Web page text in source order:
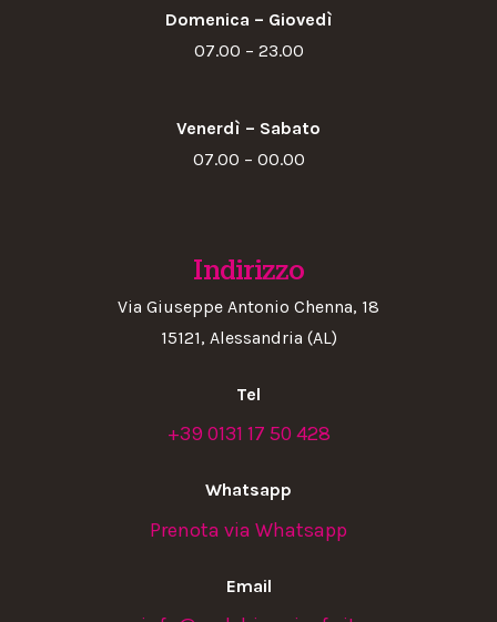
Domenica – Giovedì
07.00 – 23.00
Venerdì – Sabato
07.00 – 00.00
Indirizzo
Via Giuseppe Antonio Chenna, 18
15121, Alessandria (AL)
Tel
+39 0131 17 50 428
Whatsapp
Prenota via Whatsapp
Email